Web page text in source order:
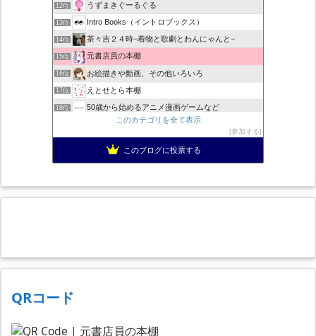
12位 うずまきぐーるぐる
13位 Intro Books（イントロブックス）
14位 茶々吉２４時−着物と歌劇とわんにゃんと−
15位 元書店員の本棚
16位 お絵描きや動画、その他いろいろ
17位 えとせとら本棚
18位 50歳から始めるアニメ漫画ゲームなど
色んな本と、色んな料理
このカテゴリを全て表示
参加する
このブログに投票する
QRコード